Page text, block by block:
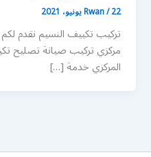
Rwan/22 يونيو، 2021
تركيب تكييف النسيم نقدم
مركزي تركيب صيانة تصليح
المركزي خدمة […]